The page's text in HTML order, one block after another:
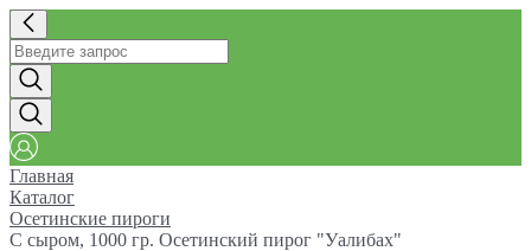
Главная
Каталог
Осетинские пироги
С сыром, 1000 гр. Осетинский пирог "Уалибах"